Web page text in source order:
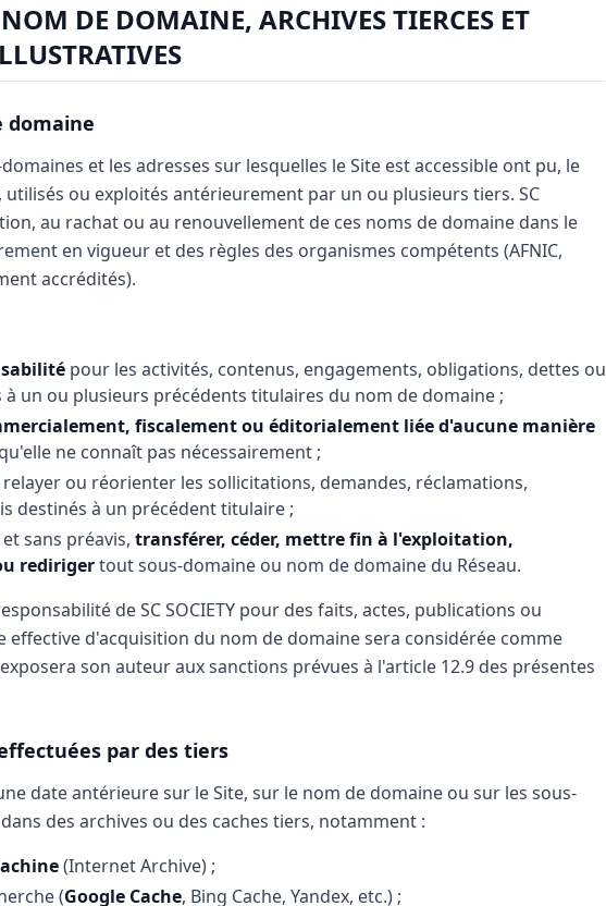
DE DOMAINE, ARCHIVES TIERCES ET
domaine
et les adresses sur lesquelles le Site est accessible ont pu, le
ou exploités antérieurement par un ou plusieurs tiers. SC
au rachat ou au renouvellement de ces noms de domaine dans le
en vigueur et des règles des organismes compétents (AFNIC,
accrédités).
pour les activités, contenus, engagements, obligations, dettes ou
un ou plusieurs précédents titulaires du nom de domaine ;
fiscalement ou éditorialement liée d'aucune manière
ne connaît pas nécessairement ;
ou réorienter les sollicitations, demandes, réclamations,
destinés à un précédent titulaire ;
sans préavis, transférer, céder, mettre fin à l'exploitation,
redirigertout sous-domaine ou nom de domaine du Réseau.
de SC SOCIETY pour des faits, actes, publications ou
effective d'acquisition du nom de domaine sera considérée comme
son auteur aux sanctions prévues à l'article 12.9 des présentes
par des tiers
date antérieure sur le Site, sur le nom de domaine ou sur les sous-
des archives ou des caches tiers, notamment :
(Internet Archive) ;
(Google Cache, Bing Cache, Yandex, etc.) ;